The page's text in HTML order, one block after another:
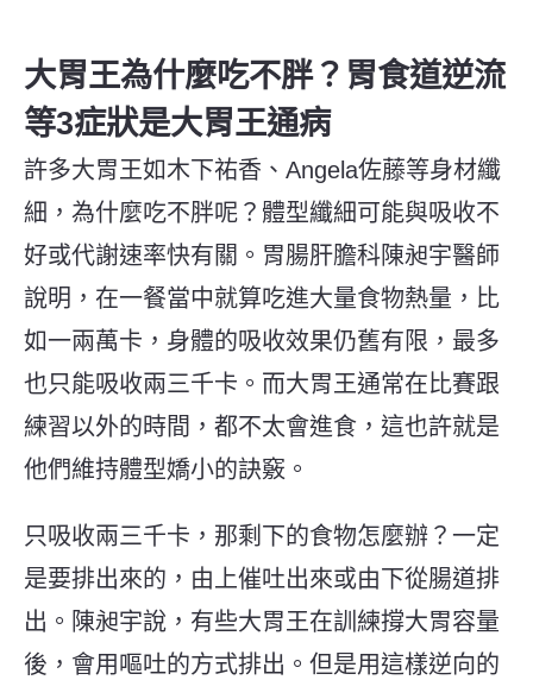
大胃王為什麼吃不胖？胃食道逆流
等3症狀是大胃王通病
許多大胃王如木下祐香、Angela佐藤等身材纖
細，為什麼吃不胖呢？體型纖細可能與吸收不
好或代謝速率快有關。胃腸肝膽科陳昶宇醫師
說明，在一餐當中就算吃進大量食物熱量，比
如一兩萬卡，身體的吸收效果仍舊有限，最多
也只能吸收兩三千卡。而大胃王通常在比賽跟
練習以外的時間，都不太會進食，這也許就是
他們維持體型嬌小的訣竅。
只吸收兩三千卡，那剩下的食物怎麼辦？一定
是要排出來的，由上催吐出來或由下從腸道排
出。陳昶宇說，有些大胃王在訓練撐大胃容量
後，會用嘔吐的方式排出。但是用這樣逆向的